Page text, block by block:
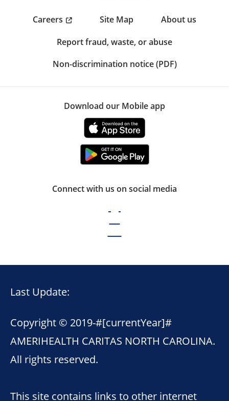
Careers Site Map
About us
Report fraud, waste, or abuse
Non-discrimination notice (PDF)
Download our Mobile app
Connect with us on social media
Last Update:
Copyright © 2019-#[currentYear]#
AMERIHEALTH CARITAS NORTH CAROLINA.
All rights reserved.
This site contains links to other internet